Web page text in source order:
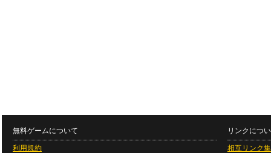
無料ゲームについて
利用規約
リンクにつ
相互リンク集